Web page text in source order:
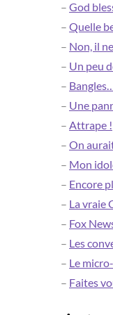
– God
– Quelle
– Non, il
– Un peu
–
– Une
– Attrape !
– On
– Mon
– Encore
– La vraie
– Fox
– Les
– Le
– Faites